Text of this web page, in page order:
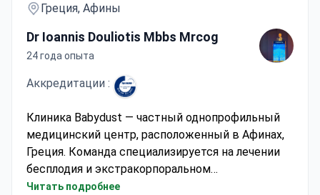
Греция, Афины
Dr Ioannis Douliotis Mbbs Mrcog
24 года опыта
Аккредитации :
Клиника Babydust — частный однопрофильный
медицинский центр, расположенный в Афинах,
Греция. Команда специализируется на лечении
бесплодия и экстракорпоральном
оплодотворении (ЭКО). Также клиника
Читать подробнее